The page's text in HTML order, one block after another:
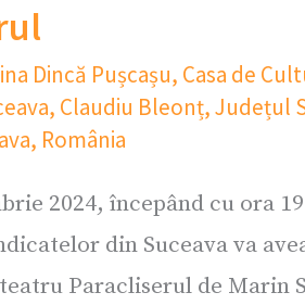
Dincă Pușcașu, Casa de
, Claudiu Bleonț,Județul
, România
2024, începând cu ora
din Suceava va
Paracliserul de Marin